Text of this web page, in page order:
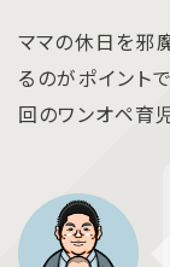
ママの休日を邪
るのがポイント
回のワンオペ育